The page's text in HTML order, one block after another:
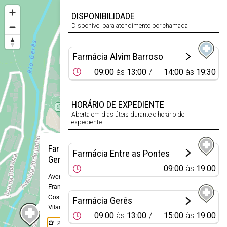
Farmácia
Gerês
Avenida Manuel
Francisco da
Costa, 179
Vilar da Veiga
253 391 107
DISPONIBILIDADE
Disponível para atendimento por chamada
Farmácia Alvim Barroso
09:00 às 13:00 14:00 às 19:30
HORÁRIO DE EXPEDIENTE
Aberta em dias úteis durante o horário de
expediente
Farmácia Entre as Pontes
09:00 às 19:00
Farmácia Gerês
09:00 às 13:00 15:00 às 19:00